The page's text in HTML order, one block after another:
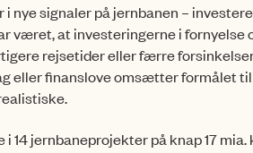
nye signaler på jernbanen –
været, at investeringerne i fornyelse
rejsetider eller færre
eller finans­love omsætter formålet til
14 jernbaneprojekter på knap 17